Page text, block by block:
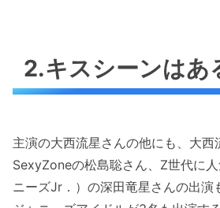
2.キスシーンはあ
主演の大西流星さんの他にも、大西
SexyZoneの松島聡さん、Z世代に
ニーズJr．）の深田竜星さんの出演